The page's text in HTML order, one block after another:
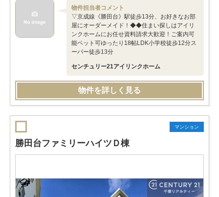
物件担当者コメント
▽京成線《勝田台》駅徒歩13分、お好きなお部
屋にオーダーメイド！◆◆住まい探しはアイリ
ンクホームにお任せ資料請求大歓迎！ご案内可
能ペット可ゆったり18帖LDK小学校徒歩12分ス
ーパー徒歩13分
センチュリー21アイリンクホーム
物件を詳しく見る
マンション
勝田台ファミリーハイツＤ棟